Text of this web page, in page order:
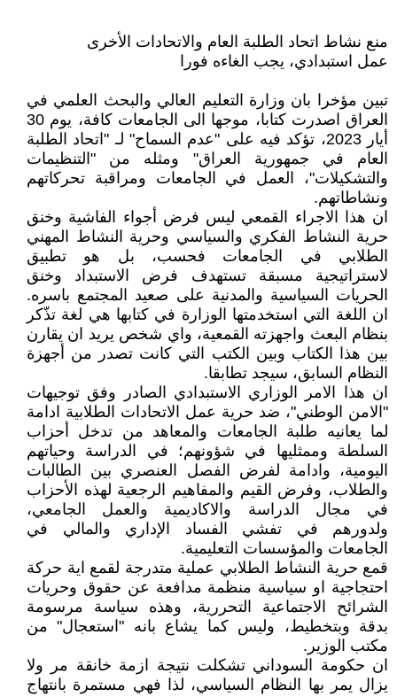
منع نشاط اتحاد الطلبة العام والاتحادات الأخرى
عمل استبدادي، يجب الغاءه فورا
تبين مؤخرا بان وزارة التعليم العالي والبحث العلمي في
العراق اصدرت كتابا، موجها الى الجامعات كافة، يوم 30
أيار 2023، تؤكد فيه على "عدم السماح" لـ "اتحاد الطلبة
العام في جمهورية العراق" ومثله من "التنظيمات
والتشكيلات"، العمل في الجامعات ومراقبة تحركاتهم
ونشاطاتهم.
ان هذا الاجراء القمعي ليس فرض أجواء الفاشية وخنق
حرية النشاط الفكري والسياسي وحرية النشاط المهني
الطلابي في الجامعات فحسب، بل هو تطبيق
لاستراتيجية مسبقة تستهدف فرض الاستبداد وخنق
الحريات السياسية والمدنية على صعيد المجتمع باسره.
ان اللغة التي استخدمتها الوزارة في كتابها هي لغة تذّكر
بنظام البعث واجهزته القمعية، واي شخص يريد ان يقارن
بين هذا الكتاب وبين الكتب التي كانت تصدر من أجهزة
النظام السابق، سيجد تطابقا.
ان هذا الامر الوزاري الاستبدادي الصادر وفق توجيهات
"الامن الوطني"، ضد حرية عمل الاتحادات الطلابية ادامة
لما يعانيه طلبة الجامعات والمعاهد من تدخل أحزاب
السلطة وممثليها في شؤونهم؛ في الدراسة وحياتهم
اليومية، وادامة لفرض الفصل العنصري بين الطالبات
والطلاب، وفرض القيم والمفاهيم الرجعية لهذه الأحزاب
في مجال الدراسة والاكاديمية والعمل الجامعي،
ولدورهم في تفشي الفساد الإداري والمالي في
الجامعات والمؤسسات التعليمية.
قمع حرية النشاط الطلابي عملية متدرجة لقمع اية حركة
احتجاجية او سياسية منظمة مدافعة عن حقوق وحريات
الشرائح الاجتماعية التحررية، وهذه سياسة مرسومة
بدقة وبتخطيط، وليس كما يشاع بانه "استعجال" من
مكتب الوزير.
ان حكومة السوداني تشكلت نتيجة ازمة خانقة مر ولا
يزال يمر بها النظام السياسي، لذا فهي مستمرة بانتهاج